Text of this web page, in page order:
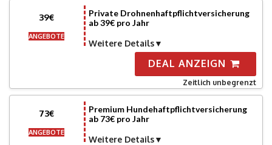
39€
ANGEBOTE
Private Drohnenhaftpflichtversicherung
ab 39€ pro Jahr
Weitere Details
DEAL ANZEIGN
Zeitlich unbegrenzt
73€
ANGEBOTE
Premium Hundehaftpflichtversicherung
ab 73€ pro Jahr
Weitere Details